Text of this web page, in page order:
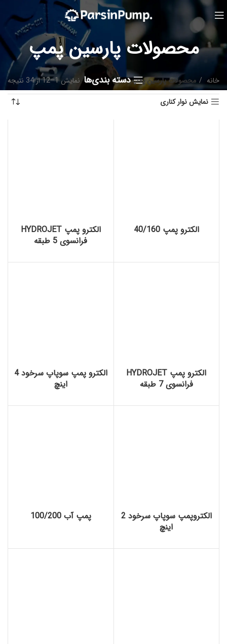
محصولات پارسین پمپ
دسته بندی‌ها خانه محصولات پارسین پمپ
نمایش 1–12 از 34 نتیجه
نمایش نوار کناری
الکترو پمپ 40/160
الکترو پمپ HYDROJET
فرانسوی 5 طبقه
الکترو پمپ HYDROJET
فرانسوی 7 طبقه
الکترو پمپ سوپاپ سرخود 4
اینچ
الکتروپمپ سوپاپ سرخود 2
اینچ
پمپ آب 100/200